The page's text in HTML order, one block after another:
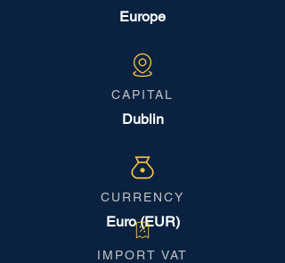
Europe
CAPITAL
Dublin
CURRENCY
Euro (EUR)
IMPORT VAT